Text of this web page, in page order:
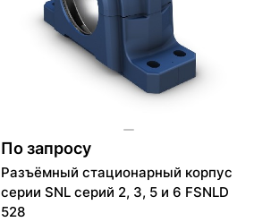
По запросу
Разъёмный стационарный корпус
серии SNL серий 2, 3, 5 и 6 FSNLD
528